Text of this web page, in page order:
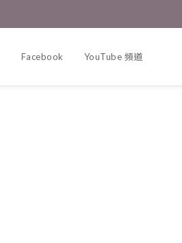
Facebook YouTube 頻道